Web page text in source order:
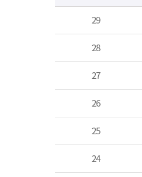
29
28
27
26
25
24